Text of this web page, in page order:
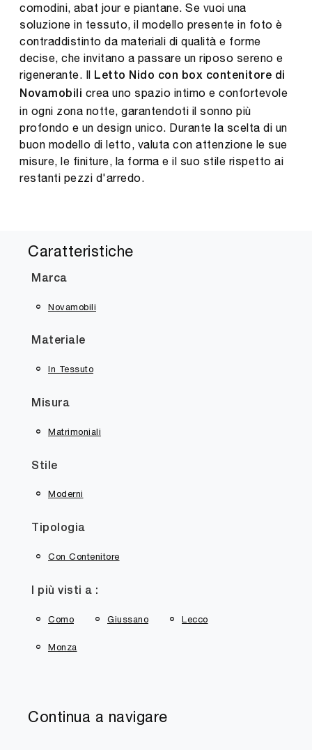
comodini, abat jour e piantane. Se vuoi una
soluzione in tessuto, il modello presente in foto è
contraddistinto da materiali di qualità e forme
decise, che invitano a passare un riposo sereno e
rigenerante. Il Letto Nido con box contenitore di
Novamobili crea uno spazio intimo e confortevole
in ogni zona notte, garantendoti il sonno più
profondo e un design unico. Durante la scelta di un
buon modello di letto, valuta con attenzione le sue
misure, le finiture, la forma e il suo stile rispetto ai
restanti pezzi d'arredo.
Caratteristiche
Marca
Novamobili
Materiale
In Tessuto
Misura
Matrimoniali
Stile
Moderni
Tipologia
Con Contenitore
I più visti a :
Como Giussano Lecco
Monza
Continua a navigare